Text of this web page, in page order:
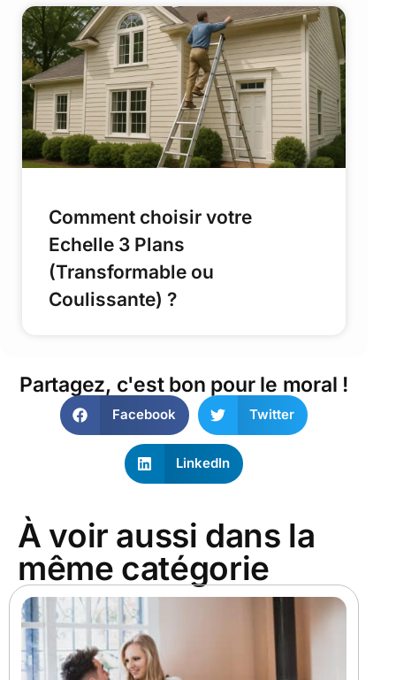
Comment choisir votre
Echelle 3 Plans
(Transformable ou
Coulissante) ?
Partagez, c'est bon pour le moral !
Facebook Twitter
LinkedIn
À voir aussi dans la
même catégorie